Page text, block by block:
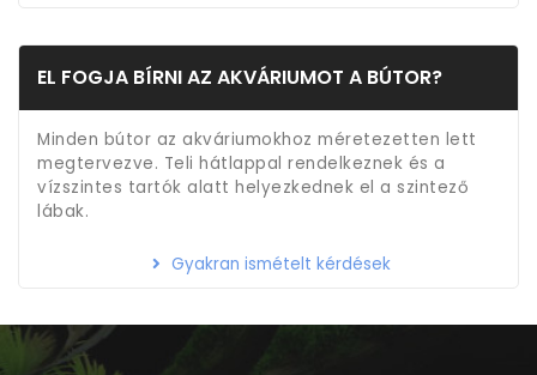
EL FOGJA BÍRNI AZ AKVÁRIUMOT A BÚTOR?
Minden bútor az akváriumokhoz méretezetten lett
megtervezve. Teli hátlappal rendelkeznek és a
vízszintes tartók alatt helyezkednek el a szintező
lábak.
Gyakran ismételt kérdések